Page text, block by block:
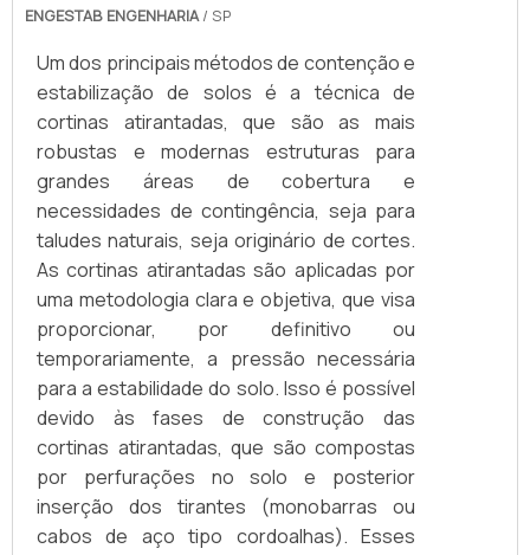
ENGESTAB ENGENHARIA/ SP
Um dos principais métodos de contenção e
estabilização de solos é a técnica de
cortinas atirantadas, que são as mais
robustas e modernas estruturas para
grandes áreas de cobertura e
necessidades de contingência, seja para
taludes naturais, seja originário de cortes.
As cortinas atirantadas são aplicadas por
uma metodologia clara e objetiva, que visa
proporcionar, por definitivo ou
temporariamente, a pressão necessária
para a estabilidade do solo. Isso é possível
devido às fases de construção das
cortinas atirantadas, que são compostas
por perfurações no solo e posterior
inserção dos tirantes (monobarras ou
cabos de aço tipo cordoalhas). Esses